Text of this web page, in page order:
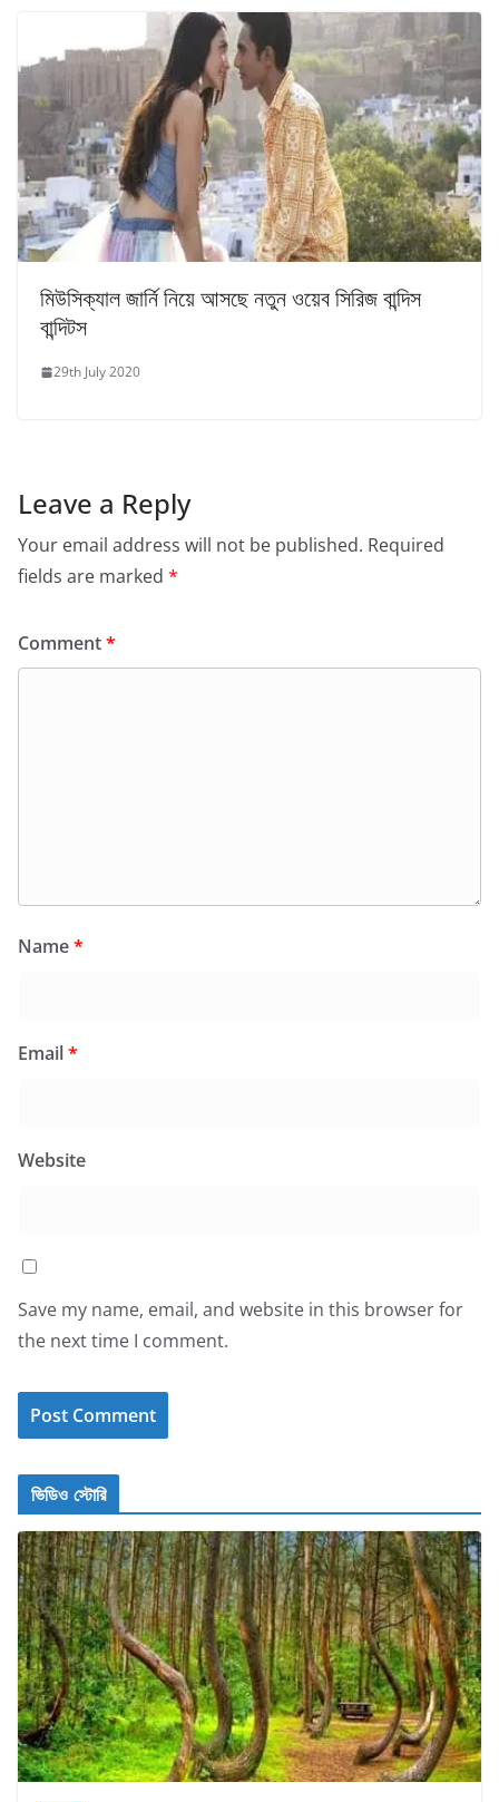
মিউসিক্যাল জার্নি নিয়ে আসছে নতুন ওয়েব সিরিজ বান্দিস
বান্দিটস
29th July 2020
Leave a Reply
Your email address will not be published. Required
fields are marked *
Comment*
Name*
Email*
Website
Save my name, email, and website in this browser for
the next time I comment.
ভিডিও স্টোরি